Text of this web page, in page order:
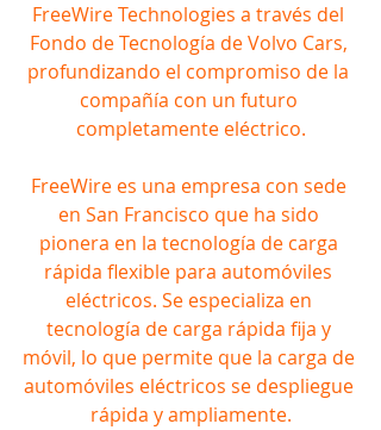
FreeWire Technologies a través del
Fondo de Tecnología de Volvo Cars,
profundizando el compromiso de la
compañía con un futuro
completamente eléctrico.
FreeWire es una empresa con sede
en San Francisco que ha sido
pionera en la tecnología de carga
rápida flexible para automóviles
eléctricos. Se especializa en
tecnología de carga rápida fija y
móvil, lo que permite que la carga de
automóviles eléctricos se despliegue
rápida y ampliamente.